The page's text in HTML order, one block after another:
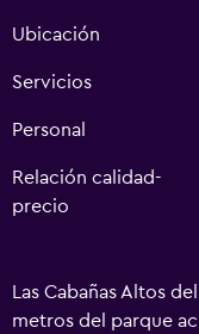
Ubicación
Servicios
Personal
Relación calidad-
precio
Las Cabañas Altos
metros del parque